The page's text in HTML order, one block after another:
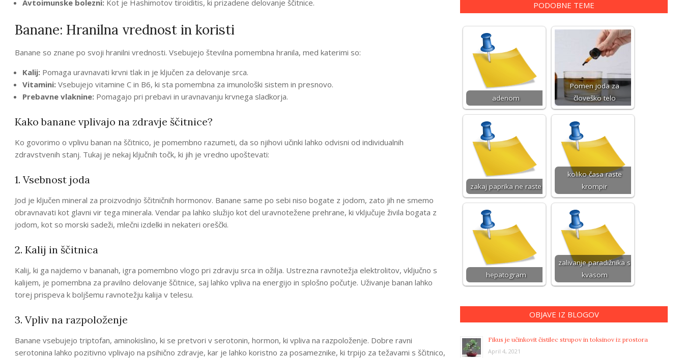
Avtoimunske bolezni: Kot je Hashimotov tiroiditis, ki prizadene delovanje ščitnice.
Banane: Hranilna vrednost in koristi
Banane so znane po svoji hranilni vrednosti. Vsebujejo številna pomembna hranila, med katerimi so:
Kalij: Pomaga uravnavati krvni tlak in je ključen za delovanje srca.
Vitamini: Vsebujejo vitamine C in B6, ki sta pomembna za imunološki sistem in presnovo.
Prebavne vlaknine: Pomagajo pri prebavi in uravnavanju krvnega sladkorja.
Kako banane vplivajo na zdravje ščitnice?
Ko govorimo o vplivu banan na ščitnico, je pomembno razumeti, da so njihovi učinki lahko odvisni od individualnih
zdravstvenih stanj. Tukaj je nekaj ključnih točk, ki jih je vredno upoštevati:
1. Vsebnost joda
Jod je ključen mineral za proizvodnjo ščitničnih hormonov. Banane same po sebi niso bogate z jodom, zato jih ne smemo
obravnavati kot glavni vir tega minerala. Vendar pa lahko služijo kot del uravnotežene prehrane, ki vključuje živila bogata z
jodom, kot so morski sadeži, mlečni izdelki in nekateri oreščki.
2. Kalij in ščitnica
Kalij, ki ga najdemo v bananah, igra pomembno vlogo pri zdravju srca in ožilja. Ustrezna ravnotežja elektrolitov, vključno s
kalijem, je pomembna za pravilno delovanje ščitnice, saj lahko vpliva na energijo in splošno počutje. Uživanje banan lahko
torej prispeva k boljšemu ravnotežju kalija v telesu.
3. Vpliv na razpoloženje
Banane vsebujejo triptofan, aminokislino, ki se pretvori v serotonin, hormon, ki vpliva na razpoloženje. Dobre ravni
serotonina lahko pozitivno vplivajo na psihično zdravje, kar je lahko koristno za posameznike, ki trpijo za težavami s ščitnico,
PODOBNE TEME
adenom
Pomen joda za
človeško telo
zakaj paprika ne raste
koliko časa raste
krompir
hepatogram
zalivanje paradižnika s
kvasom
OBJAVE IZ BLOGOV
Fikus je učinkovit čistilec strupov in toksinov iz prostora
April 4, 2021